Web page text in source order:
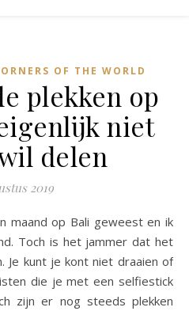
OF THE WORLD
plekken op
niet
delen
2019
Toch is het jammer dat het
Je kunt je kont niet draaien of
die je met een selfiestick
zijn er nog steeds plekken